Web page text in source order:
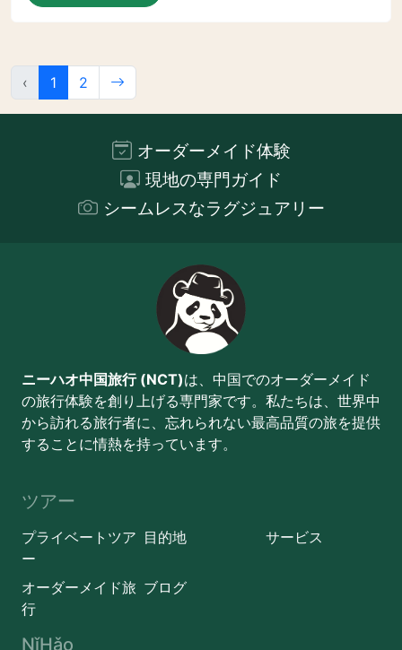
‹ 1 2
オーダーメイド体験
現地の専門ガイド
シームレスなラグジュアリー
ニーハオ中国旅行 (NCT)は、中国でのオーダーメイド
の旅行体験を創り上げる専門家です。私たちは、世界中
から訪れる旅行者に、忘れられない最高品質の旅を提供
することに情熱を持っています。
ツアー
プライベートツア
ー
目的地 サービス
オーダーメイド旅
行
ブログ
NǐHǎo